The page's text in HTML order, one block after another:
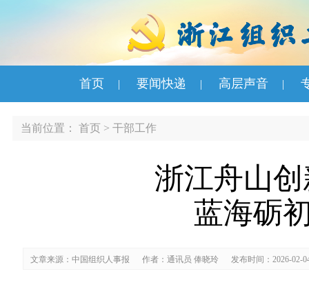
首页 | 要闻快递 | 高层声音 |
当前位置： 首页 > 干部工作
浙江舟山
蓝海砺
文章来源：中国组织人事报 作者：通讯员 俸晓玲 发布时间：2026-02-